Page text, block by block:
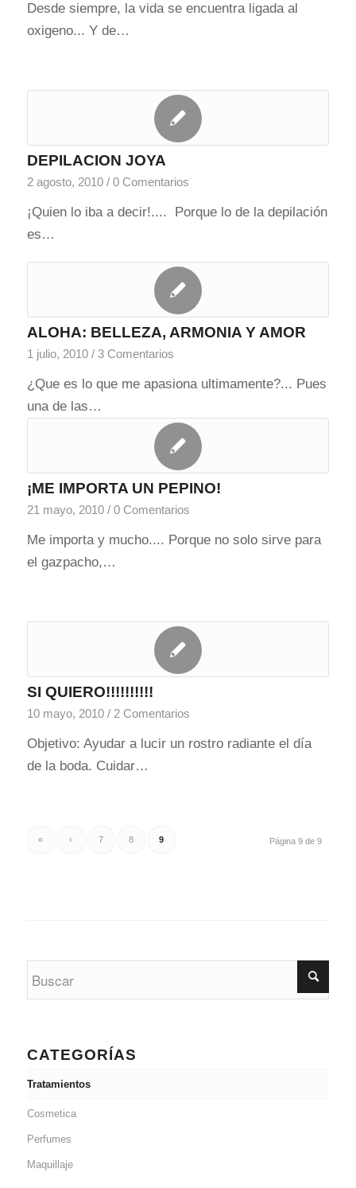
Desde siempre, la vida se encuentra ligada al
oxigeno... Y de…
DEPILACION JOYA
2 agosto, 2010 / 0 Comentarios
¡Quien lo iba a decir!.... Porque lo de la depilación
es…
ALOHA: BELLEZA, ARMONIA Y AMOR
1 julio, 2010 / 3 Comentarios
¿Que es lo que me apasiona ultimamente?... Pues
una de las…
¡ME IMPORTA UN PEPINO!
21 mayo, 2010 / 0 Comentarios
Me importa y mucho.... Porque no solo sirve para
el gazpacho,…
SI QUIERO!!!!!!!!!!
10 mayo, 2010 / 2 Comentarios
Objetivo: Ayudar a lucir un rostro radiante el día
de la boda. Cuidar…
Página 9 de 9
« ‹ 7 8 9
CATEGORÍAS
Tratamientos
Cosmetica
Perfumes
Maquillaje